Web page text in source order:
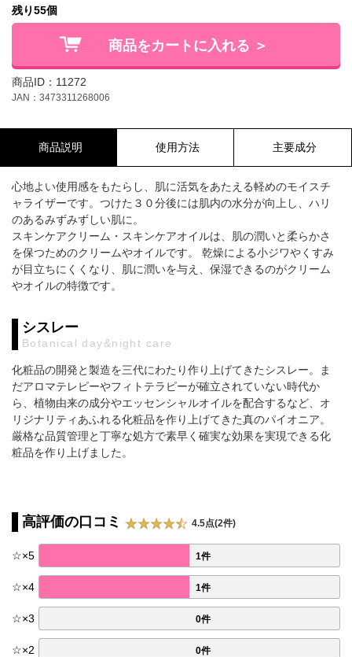
残り55個
商品をカートに入れる ＞
商品ID：11272
JAN：3473311268006
商品説明 使用方法 主要成分
心地よい使用感をもたらし、肌に活気をあたえる軽めのモイスチ
ャライザーです。つけた３０分後には肌内の水分が向上し、ハリ
のあるみずみずしい肌に。
スキンケアクリーム・スキンケアオイルは、肌の潤いと柔らかさ
を保つためのクリームやオイルです。 乾燥による小ジワやくすみ
が目立ちにくくなり、肌に潤いを与え、保湿できるのがクリーム
やオイルの特徴です。
シスレー
Botanical day&night care
化粧品の開発と製造を三代にわたり作り上げてきたシスレー。ま
だアロマテレピーやフィトテラピーが確立されていない時代か
ら、植物由来の成分やエッセンシャルオイルを配合するなど、オ
リジナリティあふれる化粧品を作り上げてきた真のパイオニア。
厳格な品質管理と丁寧な処方で素早く確実な効果を実現できる化
粧品を作り上げました。
高評価の口コミ 4.5点(2件)
☆×5 1件
☆×4 1件
☆×3 0件
☆×2 0件